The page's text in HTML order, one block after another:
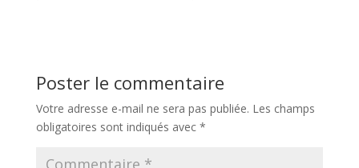
Poster le commentaire
Votre adresse e-mail ne sera pas publiée. Les champs
obligatoires sont indiqués avec *